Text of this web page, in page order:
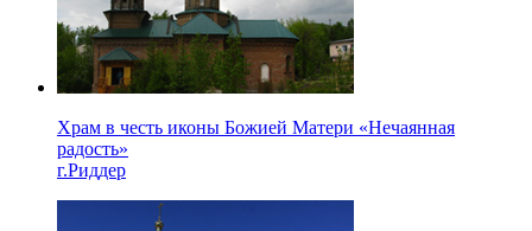
Храм в честь иконы Божией Матери «Нечаянная
радость»
г.Риддер